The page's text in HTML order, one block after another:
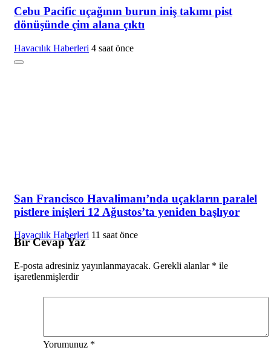
Cebu Pacific uçağının burun iniş takımı pist
dönüşünde çim alana çıktı
Havacılık Haberleri 4 saat önce
San Francisco Havalimanı’nda uçakların paralel
pistlere inişleri 12 Ağustos’ta yeniden başlıyor
Havacılık Haberleri 11 saat önce
Bir Cevap Yaz
E-posta adresiniz yayınlanmayacak. Gerekli alanlar * ile
işaretlenmişlerdir
Yorumunuz *